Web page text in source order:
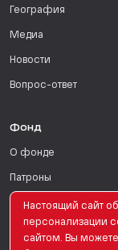
География
Медиа
Новости
Вопрос-ответ
Фонд
О фонде
Патроны
Поддержать
Для СМИ
Настоящий сайт
персонализации
сайтом. Вы можете